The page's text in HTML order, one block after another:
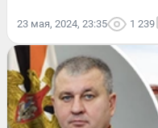
23 мая, 2024, 23:35 1 239